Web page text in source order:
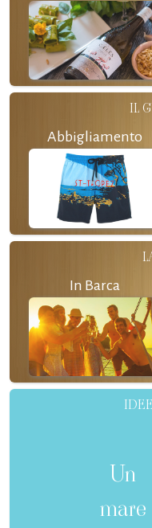
IL
Abbigliamento
In Barca
Un
mare